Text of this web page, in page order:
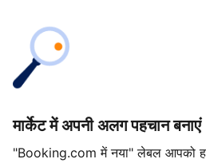
मार्केट में अपनी अलग पहचान बनाएं
"Booking.com में नया" लेबल आपको